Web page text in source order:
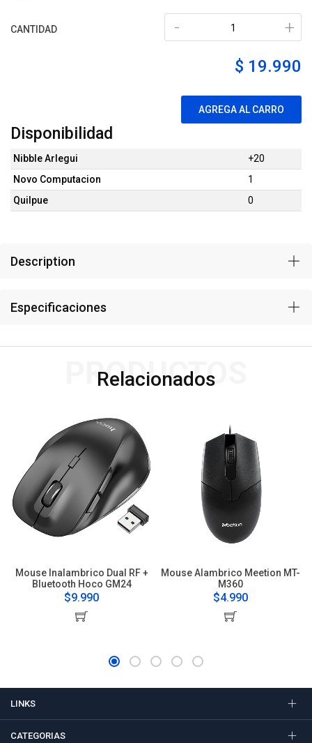
CANTIDAD +
-
$ 19.990
AGREGA AL CARRO
Disponibilidad
Nibble Arlegui
+20
Novo Computacion
1
Quilpue
0
Description
Especificaciones
Relacionados
PRODUCTOS
Mouse Inalambrico Dual RF +
Bluetooth Hoco GM24
$9.990
Mouse Alambrico Meetion MT-
M360
$4.990
LINKS
CATEGORIAS